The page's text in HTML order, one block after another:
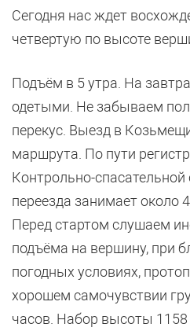
Сегодня нас ждет
четвертую по высоте
Подъём в 5 утра. На
одетыми. Не забываем
перекус. Выезд в
маршрута. По пути
Контрольно-
переезда занимает около
Перед стартом слушаем
подъёма на вершину, при
погодных условиях,
хорошем самочувствии
часов. Набор высоты